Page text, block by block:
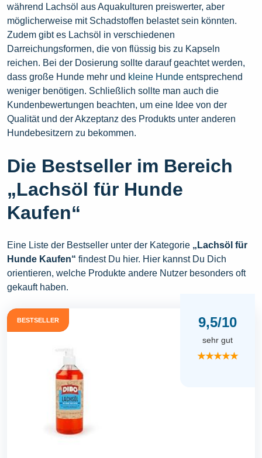
während Lachsöl aus Aquakulturen preiswerter, aber
möglicherweise mit Schadstoffen belastet sein könnten.
Zudem gibt es Lachsöl in verschiedenen
Darreichungsformen, die von flüssig bis zu Kapseln
reichen. Bei der Dosierung sollte darauf geachtet werden,
dass große Hunde mehr und kleine Hunde entsprechend
weniger benötigen. Schließlich sollte man auch die
Kundenbewertungen beachten, um eine Idee von der
Qualität und der Akzeptanz des Produkts unter anderen
Hundebesitzern zu bekommen.
Die Bestseller im Bereich
„Lachsöl für Hunde
Kaufen“
Eine Liste der Bestseller unter der Kategorie „Lachsöl für
Hunde Kaufen“ findest Du hier. Hier kannst Du Dich
orientieren, welche Produkte andere Nutzer besonders oft
gekauft haben.
BESTSELLER 9,5/10
sehr gut
★★★★★